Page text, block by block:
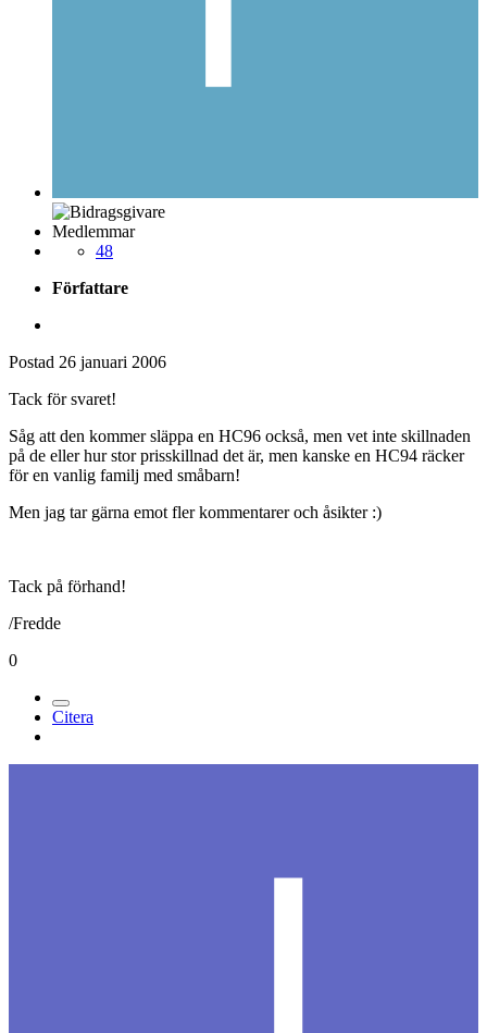
Medlemmar
48
Författare
Postad 26 januari 2006
Tack för svaret!
Såg att den kommer släppa en HC96 också, men vet inte skillnaden
på de eller hur stor prisskillnad det är, men kanske en HC94 räcker
för en vanlig familj med småbarn!
Men jag tar gärna emot fler kommentarer och åsikter :)
Tack på förhand!
/Fredde
0
Citera